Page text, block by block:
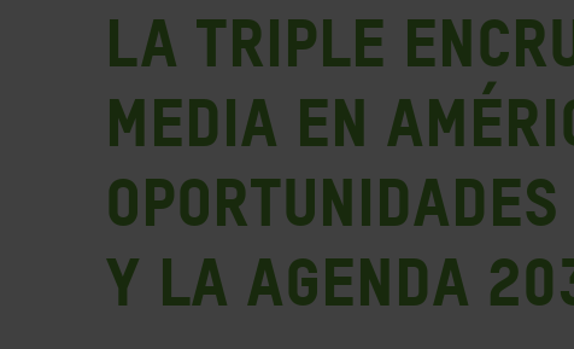
La triple
Media en
y la Agenda